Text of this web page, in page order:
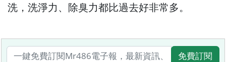
洗，洗淨力、除臭力都比過去好非常多。
免費訂閱